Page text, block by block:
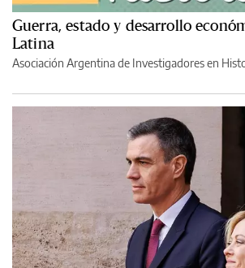
Guerra, estado y desarrollo
Latina
Asociación Argentina de Investigadores en